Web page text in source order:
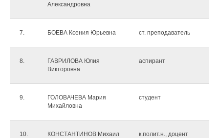
Александровна
7. БОЕВА Ксения Юрьевна ст. преподаватель
8.
ГАВРИЛОВА Юлия
Викторовна
аспирант
9.
ГОЛОВАЧЕВА Мария
Михайловна
студент
10.
КОНСТАНТИНОВ Михаил
к.полит.н., доцент